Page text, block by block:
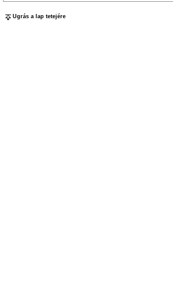
Ugrás a lap tetejére